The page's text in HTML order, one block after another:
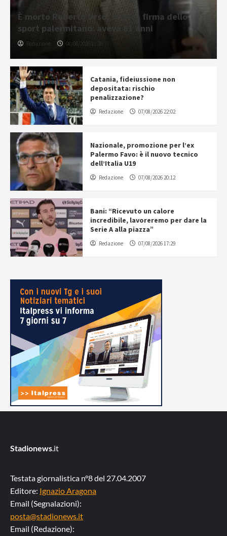
È morto Roberto Urso, storica firma dello
sport palermitano: aveva 81 anni
Redazione 08/08/2026 11:36
Catania, fideiussione non
depositata: rischio
penalizzazione?
Redazione 07/08/2026 22:02
Nazionale, promozione per l’ex
Palermo Favo: è il nuovo tecnico
dell’Italia U19
Redazione 07/08/2026 20:12
Bani: “Ricevuto un calore
incredibile, lavoreremo per dare la
Serie A alla piazza”
Redazione 07/08/2026 17:29
Stadionews.it
Testata giornalistica n°8 del 27.04.2007
Editore: Ignazio Aragona
Email (Segnalazioni):
posta@stadionews.it
Email (Redazione):